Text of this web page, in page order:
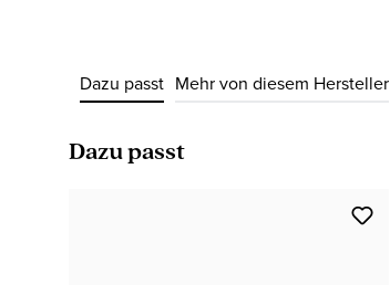
Dazu passt Mehr von diesem Hersteller
Produktgalerie überspringen
Dazu passt